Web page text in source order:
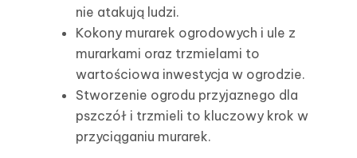
nie atakują ludzi.
Kokony murarek ogrodowych i ule z
murarkami oraz trzmielami to
wartościowa inwestycja w ogrodzie.
Stworzenie ogrodu przyjaznego dla
pszczół i trzmieli to kluczowy krok w
przyciąganiu murarek.